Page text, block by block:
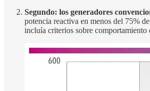
Segundo: los generadores
potencia reactiva en menos del 75%
incluía criterios sobre